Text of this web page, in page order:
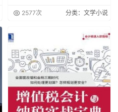
2577次 分类：文学小说